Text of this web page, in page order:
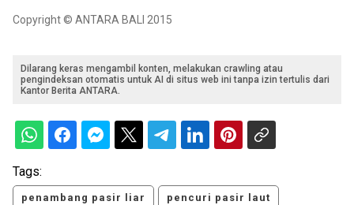
Copyright © ANTARA BALI 2015
Dilarang keras mengambil konten, melakukan crawling atau
pengindeksan otomatis untuk AI di situs web ini tanpa izin tertulis dari
Kantor Berita ANTARA.
Tags:
penambang pasir liar pencuri pasir laut